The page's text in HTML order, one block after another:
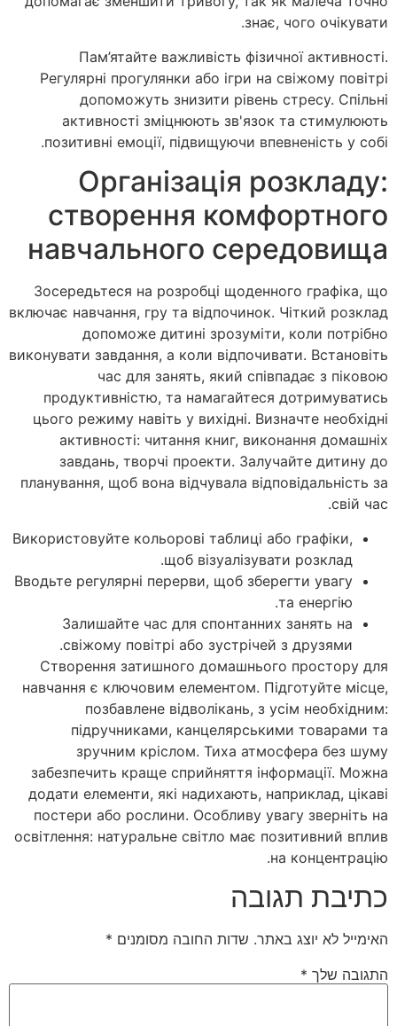
знає, чого очікувати.
Пам’ятайте важливість фізичної активності.
Регулярні прогулянки або ігри на свіжому повітрі
допоможуть знизити рівень стресу. Спільні
активності зміцнюють зв'язок та стимулюють
позитивні емоції, підвищуючи впевненість у собі.
Організація розкладу:
створення комфортного
навчального середовища
Зосередьтеся на розробці щоденного графіка, що
включає навчання, гру та відпочинок. Чіткий розклад
допоможе дитині зрозуміти, коли потрібно
виконувати завдання, а коли відпочивати. Встановіть
час для занять, який співпадає з піковою
продуктивністю, та намагайтеся дотримуватись
цього режиму навіть у вихідні. Визначте необхідні
активності: читання книг, виконання домашніх
завдань, творчі проекти. Залучайте дитину до
планування, щоб вона відчувала відповідальність за
свій час.
Використовуйте кольорові таблиці або графіки,
щоб візуалізувати розклад.
Вводьте регулярні перерви, щоб зберегти увагу
та енергію.
Залишайте час для спонтанних занять на
свіжому повітрі або зустрічей з друзями.
Створення затишного домашнього простору для
навчання є ключовим елементом. Підготуйте місце,
позбавлене відволікань, з усім необхідним:
підручниками, канцелярськими товарами та
зручним кріслом. Тиха атмосфера без шуму
забезпечить краще сприйняття інформації. Можна
додати елементи, які надихають, наприклад, цікаві
постери або рослини. Особливу увагу зверніть на
освітлення: натуральне світло має позитивний вплив
на концентрацію.
כתיבת תגובה
האימייל לא יוצג באתר. שדות החובה מסומנים *
התגובה שלך *